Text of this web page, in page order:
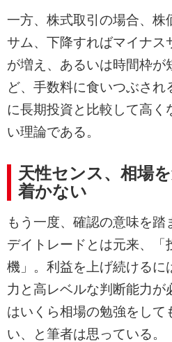
一方、株式取引の場合、株
サム、下降すればマイナス
が増え、あるいは時間枠が
ど、手数料に食いつぶされ
に長期投資と比較して高く
い理論である。
天性センス、相場
着かない
もう一度、確認の意味を踏
デイトレードとは元来、「
機」。利益を上げ続けるに
力と高レベルな判断能力が
はいくら相場の勉強をして
い、と筆者は思っている。